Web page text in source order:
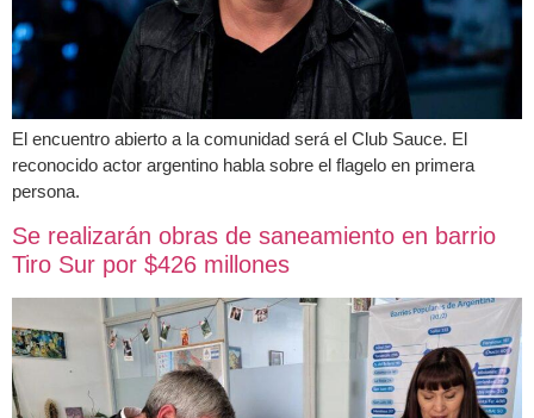
El encuentro abierto a la comunidad será el Club Sauce. El
reconocido actor argentino habla sobre el flagelo en primera
persona.
Se realizarán obras de saneamiento en barrio
Tiro Sur por $426 millones